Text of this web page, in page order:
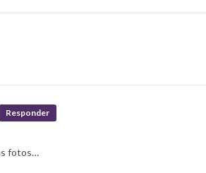
Responder
fotos…